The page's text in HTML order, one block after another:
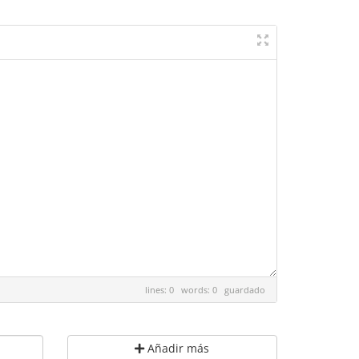
lines: 0 words: 0 guardado
Añadir más